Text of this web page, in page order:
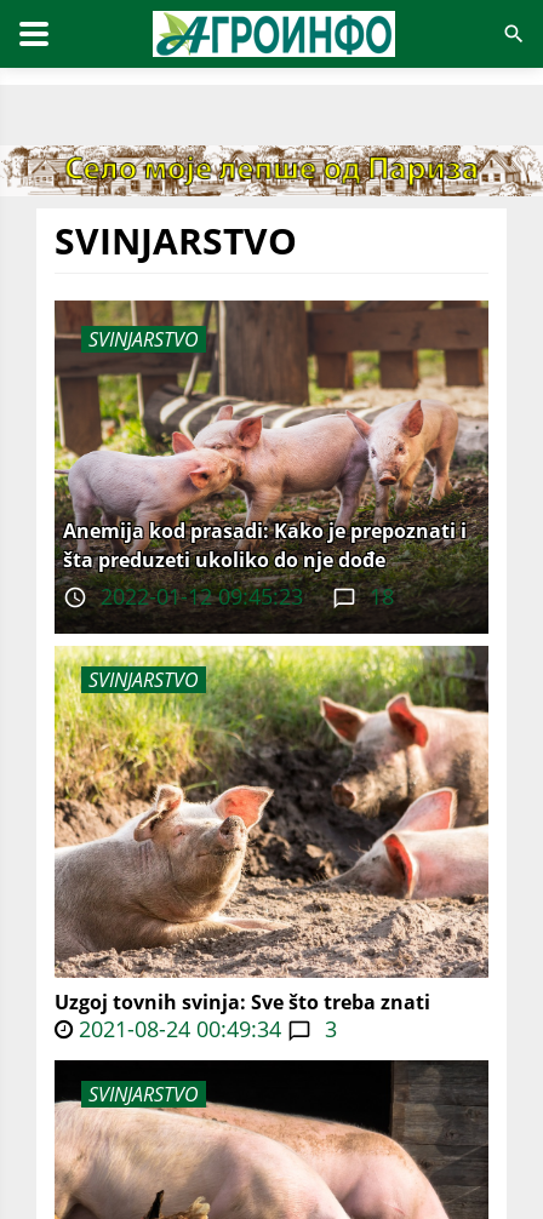
SVINJARSTVO
SVINJARSTVO
Anemija kod prasadi: Kako je prepoznati i
šta preduzeti ukoliko do nje dođe
2022-01-12 09:45:23 18
SVINJARSTVO
Uzgoj tovnih svinja: Sve što treba znati
2021-08-24 00:49:34 3
SVINJARSTVO